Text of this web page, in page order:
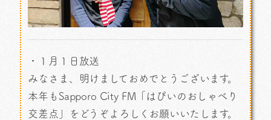
・１月１日放送
みなさま、明けましておめでとうございます。
本年もSapporo City FM「はぴいのおしゃべり
交差点」をどうぞよろしくお願いいたします。